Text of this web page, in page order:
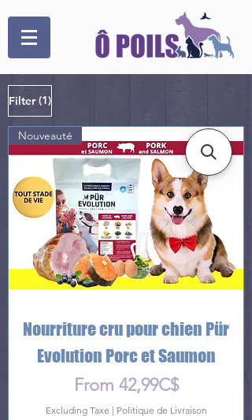
Filter (1)
Nouveauté
Nourriture cru pour chien Pür
Evolution Porc et Saumon
Price
From 42,99C$
Excluding Taxe | Politique de Livraison